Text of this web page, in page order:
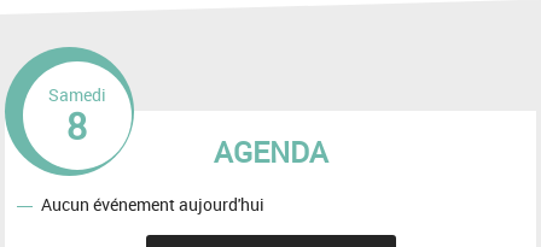
AGENDA
Samedi
8
Aucun événement aujourd'hui